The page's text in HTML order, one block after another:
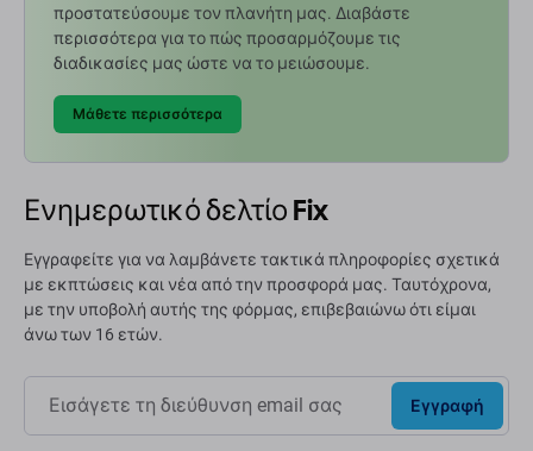
προστατεύσουμε τον πλανήτη μας. Διαβάστε
περισσότερα για το πώς προσαρμόζουμε τις
διαδικασίες μας ώστε να το μειώσουμε.
Μάθετε περισσότερα
Ενημερωτικό δελτίο Fix
Εγγραφείτε για να λαμβάνετε τακτικά πληροφορίες σχετικά
με εκπτώσεις και νέα από την προσφορά μας. Ταυτόχρονα,
με την υποβολή αυτής της φόρμας, επιβεβαιώνω ότι είμαι
άνω των 16 ετών.
Εγγραφή